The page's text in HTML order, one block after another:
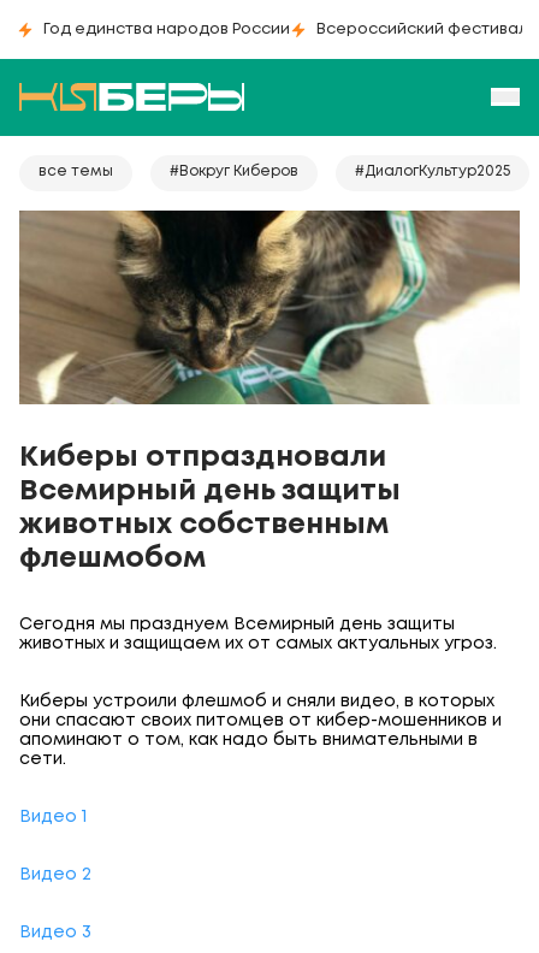
Год единства народов России Всероссийский фестиваль
все темы #Вокруг Киберов #ДиалогКультур2025
Киберы отпраздновали
Вceмиpный дeнь зaщиты
живoтныx собственным
флешмобом
Сегодня мы празднуем Вceмиpный дeнь зaщиты
живoтныx и защищаем их от самых актуальных угроз.
Киберы устроили флешмоб и сняли видео, в которых
они спасают своих питомцев от кибер-мошенников и
апоминают о том, как надо быть внимательными в
сети.
Видео 1
Видео 2
Видео 3